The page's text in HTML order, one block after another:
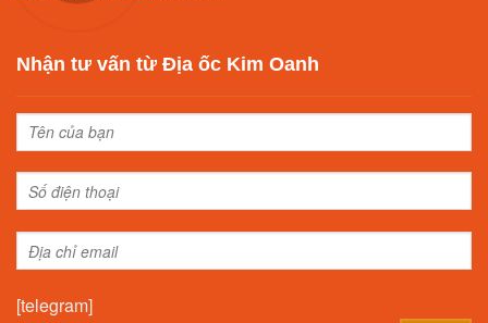
Nhận tư vấn từ Địa ốc Kim Oanh
[telegram]